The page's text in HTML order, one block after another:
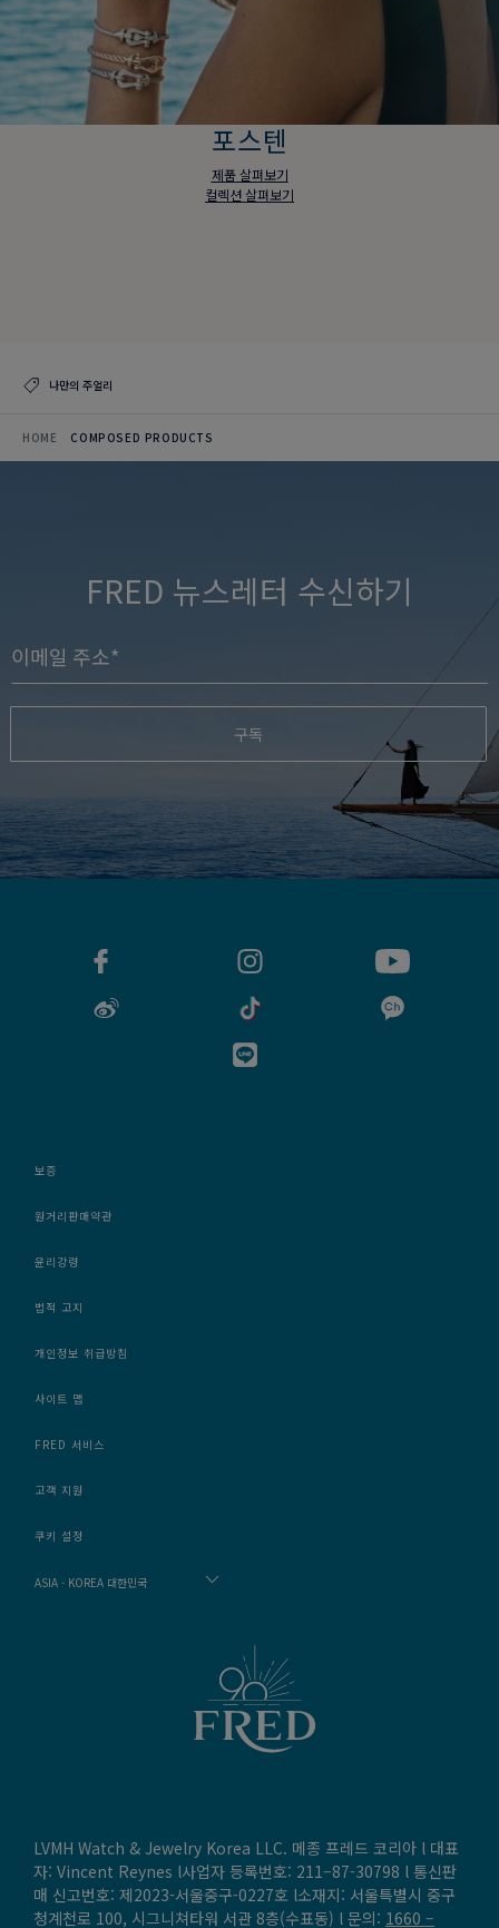
포스텐
제품 살펴보기
컬렉션 살펴보기
나만의 주얼리
HOME COMPOSED PRODUCTS
FRED 뉴스레터 수신하기
구독
보증
원거리판매약관
윤리강령
법적 고지
개인정보 취급방침
사이트 맵
FRED 서비스
고객 지원
쿠키 설정
ASIA - KOREA 대한민국
LVMH Watch & Jewelry Korea LLC. 메종 프레드 코리아 l 대표
자: Vincent Reynes l사업자 등록번호: 211–87-30798 l 통신판
매 신고번호: 제2023-서울중구-0227호 l소재지: 서울특별시 중구
청계천로 100, 시그니쳐타워 서관 8층(수표동) l 문의: 1660 –